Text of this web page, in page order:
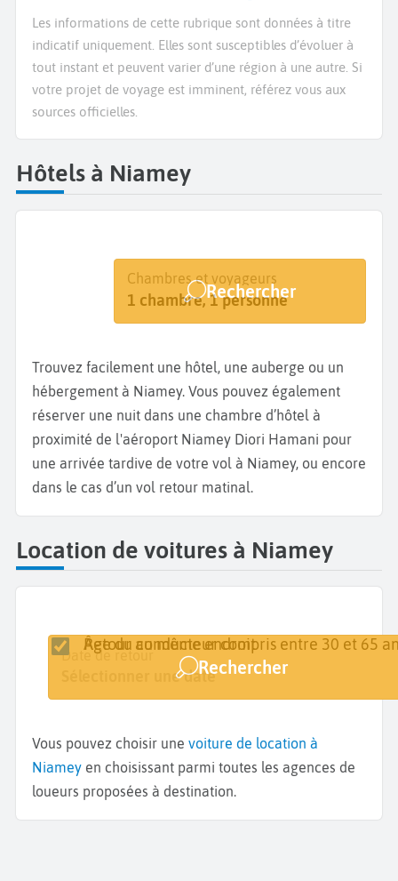
Les informations de cette rubrique sont données à titre
indicatif uniquement. Elles sont susceptibles d’évoluer à
tout instant et peuvent varier d’une région à une autre. Si
votre projet de voyage est imminent, référez vous aux
sources officielles.
Hôtels à Niamey
Destination
Niamey
Dates
Dates de votre séjour
Chambres et voyageurs
1 chambre, 1 personne
Rechercher
Trouvez facilement une hôtel, une auberge ou un
hébergement à Niamey. Vous pouvez également
réserver une nuit dans une chambre d’hôtel à
proximité de l'aéroport Niamey Diori Hamani pour
une arrivée tardive de votre vol à Niamey, ou encore
dans le cas d’un vol retour matinal.
Location de voitures à Niamey
Lieu de retrait
Date de retrait
Sélectionner une date
Date de retour
Sélectionner une date
Retour au même endroit
Âge du conducteur compris entre 30 et 65
Rechercher
Vous pouvez choisir une voiture de location à
Niamey en choisissant parmi toutes les agences de
loueurs proposées à destination.